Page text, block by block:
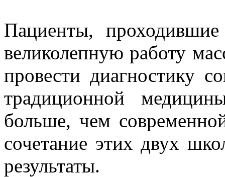
Пациенты,
великолепную работу
провести диагностику
традиционной
больше, чем
сочетание этих двух
результаты.